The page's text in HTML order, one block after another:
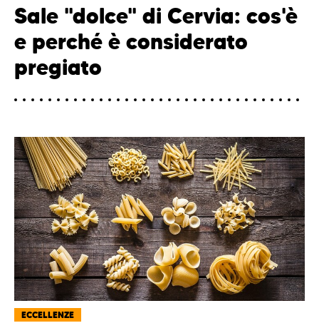
Sale "dolce" di Cervia: cos'è
e perché è considerato
pregiato
ECCELLENZE